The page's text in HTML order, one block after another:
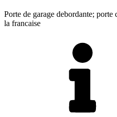
Porte de garage debordante; porte
la francaise